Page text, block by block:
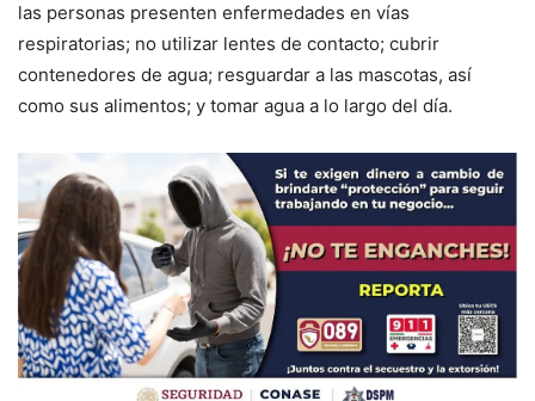
las personas presenten enfermedades en vías
respiratorias; no utilizar lentes de contacto; cubrir
contenedores de agua; resguardar a las mascotas, así
como sus alimentos; y tomar agua a lo largo del día.